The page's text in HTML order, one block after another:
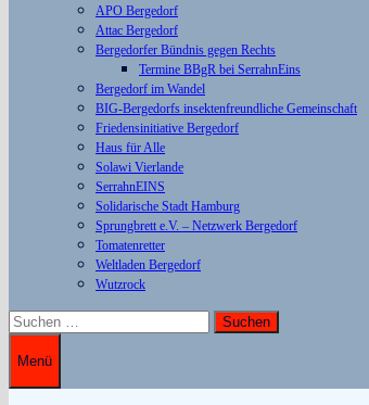
APO Bergedorf
Attac Bergedorf
Bergedorfer Bündnis gegen Rechts
Termine BBgR bei SerrahnEins
Bergedorf im Wandel
BIG-Bergedorfs insektenfreundliche Gemeinschaft
Friedensinitiative Bergedorf
Haus für Alle
Solawi Vierlande
SerrahnEINS
Solidarische Stadt Hamburg
Sprungbrett e.V. – Netzwerk Bergedorf
Tomatenretter
Weltladen Bergedorf
Wutzrock
Suchen
nach:
Menü